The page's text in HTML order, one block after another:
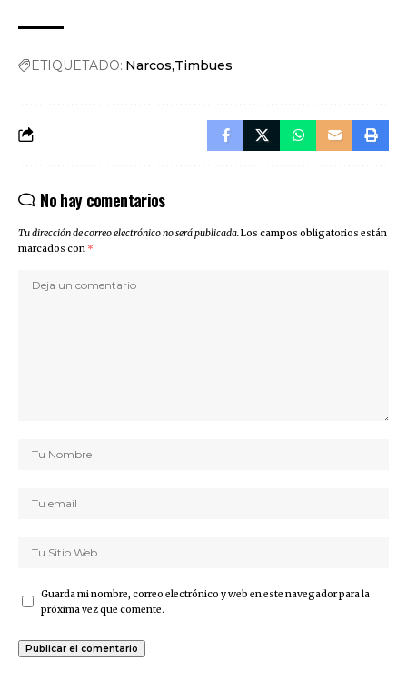
ETIQUETADO: Narcos Timbues
No hay comentarios
Tu dirección de correo electrónico no será publicada.Los campos obligatorios están
marcados con *
Guarda mi nombre, correo electrónico y web en este navegador para la
próxima vez que comente.